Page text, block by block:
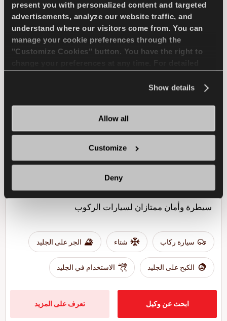
present you with personalized content and targeted
advertisements, analyze our website traffic, and
understand where our visitors come from. You can
manage your cookie preferences through the
"Customize Cookies" button. You have the right to
Show details
Allow all
Customize
Deny
سيارة ركاب صيف استخدام طويل الأمد
كفاءة الوقود
ابحث عن وكيل
ICEWAYS 2
سيطرة وأمان ممتازان لسيارات الركوب
سيارة ركاب شتاء الجر على الجليد
الكبح على الجليد الاستخدام في الجليد
ابحث عن وكيل تعرف على المزيد